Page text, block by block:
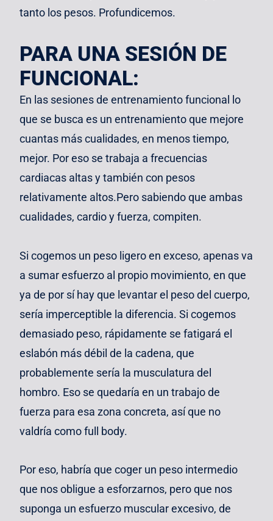
tanto los pesos. Profundicemos.
PARA UNA SESIÓN DE
FUNCIONAL:
En las sesiones de entrenamiento funcional lo
que se busca es un entrenamiento que mejore
cuantas más cualidades, en menos tiempo,
mejor. Por eso se trabaja a frecuencias
cardiacas altas y también con pesos
relativamente altos.Pero sabiendo que ambas
cualidades, cardio y fuerza, compiten.
Si cogemos un peso ligero en exceso, apenas va
a sumar esfuerzo al propio movimiento, en que
ya de por sí hay que levantar el peso del cuerpo,
sería imperceptible la diferencia. Si cogemos
demasiado peso, rápidamente se fatigará el
eslabón más débil de la cadena, que
probablemente sería la musculatura del
hombro. Eso se quedaría en un trabajo de
fuerza para esa zona concreta, así que no
valdría como full body.
Por eso, habría que coger un peso intermedio
que nos obligue a esforzarnos, pero que nos
suponga un esfuerzo muscular excesivo, de